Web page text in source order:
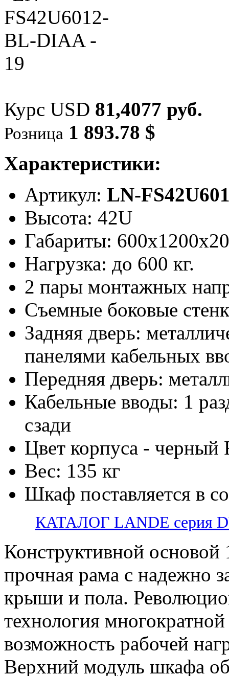
Курс USD 81,4077 руб.
Розница 1 893.78 $
Характеристики:
Артикул: LN-
Высота: 42U
Габариты:
Нагрузка: до 600 кг.
2 пары монтажных
Съемные боковые
Задняя дверь:
панелями кабельных
Передняя дверь:
Кабельные вводы: 1
сзади
Цвет корпуса - черный
Вес: 135 кг
Шкаф поставляется в
КАТАЛОГ LANDE серия
Конструктивной
прочная рама с надежно
крыши и пола.
технология
возможность рабочей
Верхний модуль шкафа